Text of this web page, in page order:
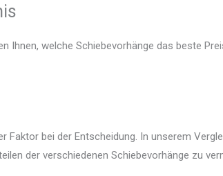
Ihnen, welche Schiebevorhänge das beste
Faktor bei der Entscheidung. In unserem
der verschiedenen Schiebevorhänge zu